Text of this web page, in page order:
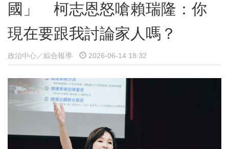
國」 柯志恩怒嗆賴瑞隆：你
現在要跟我討論家人嗎？
政治中心／綜合報導 2026-06-14 18:32